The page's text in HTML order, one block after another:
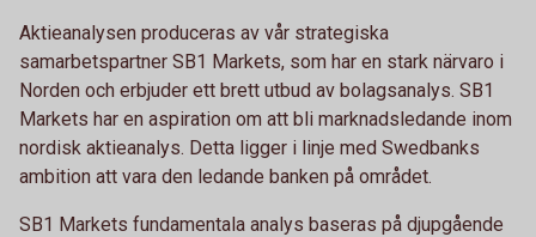
Aktieanalysen produceras av vår strategiska
samarbetspartner SB1 Markets, som har en stark närvaro i
Norden och erbjuder ett brett utbud av bolagsanalys. SB1
Markets har en aspiration om att bli marknadsledande inom
nordisk aktieanalys. Detta ligger i linje med Swedbanks
ambition att vara den ledande banken på området.
SB1 Markets fundamentala analys baseras på djupgående